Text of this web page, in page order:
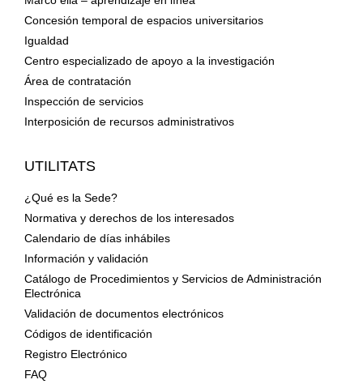
Concesión temporal de espacios universitarios
Igualdad
Centro especializado de apoyo a la investigación
Área de contratación
Inspección de servicios
Interposición de recursos administrativos
UTILITATS
¿Qué es la Sede?
Normativa y derechos de los interesados
Calendario de días inhábiles
Información y validación
Catálogo de Procedimientos y Servicios de Administración
Electrónica
Validación de documentos electrónicos
Códigos de identificación
Registro Electrónico
FAQ